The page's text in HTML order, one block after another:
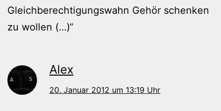
Gleichberechtigungswahn Gehör schenken
zu wollen (…)“
Alex
20. Januar 2012 um 13:19 Uhr